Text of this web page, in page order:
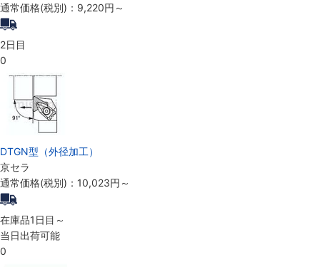
通常価格(税別)： 9,220円 ～
2日目
0
DTGN型（外径加工）
京セラ
通常価格(税別)： 10,023円 ～
在庫品1日目～
当日出荷可能
0